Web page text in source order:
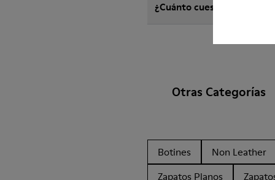
¿Cuánto cuesta el envío de
Otras Categorías
Botines Non Leather
Zapatos Planos